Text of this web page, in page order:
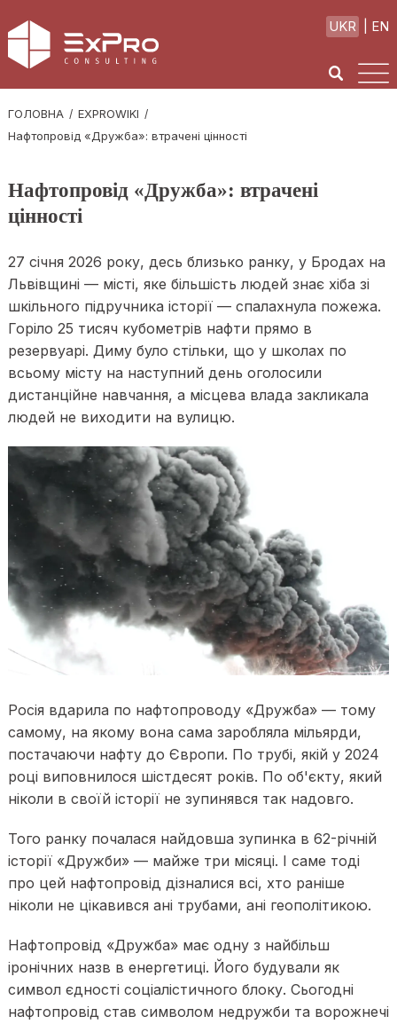
UKR EN
ГОЛОВНА
EXPROWIKI
Нафтопровід «Дружба»: втрачені цінності
Нафтопровід «Дружба»: втрачені
цінності
27 січня 2026 року, десь близько ранку, у Бродах на
Львівщині — місті, яке більшість людей знає хіба зі
шкільного підручника історії — спалахнула пожежа.
Горіло 25 тисяч кубометрів нафти прямо в
резервуарі. Диму було стільки, що у школах по
всьому місту на наступний день оголосили
дистанційне навчання, а місцева влада закликала
людей не виходити на вулицю.
Росія вдарила по нафтопроводу «Дружба» — тому
самому, на якому вона сама заробляла мільярди,
постачаючи нафту до Європи. По трубі, якій у 2024
році виповнилося шістдесят років. По об'єкту, який
ніколи в своїй історії не зупинявся так надовго.
Того ранку почалася найдовша зупинка в 62-річній
історії «Дружби» — майже три місяці. І саме тоді
про цей нафтопровід дізналися всі, хто раніше
ніколи не цікавився ані трубами, ані геополітикою.
Нафтопровід «Дружба» має одну з найбільш
іронічних назв в енергетиці. Його будували як
символ єдності соціалістичного блоку. Сьогодні
нафтопровід став символом недружби та ворожнечі